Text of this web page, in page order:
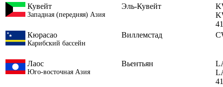
Кувейт
Западная (передняя) Азия
Эль-Кувейт
Кюрасао
Карибский бассейн
Виллемстад
Лаос
Юго-восточная Азия
Вьентьян